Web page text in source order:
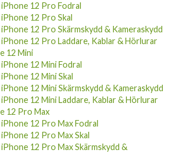
iPhone 12 Pro Fodral
iPhone 12 Pro Skal
iPhone 12 Pro Skärmskydd & Kameraskydd
iPhone 12 Pro Laddare, Kablar & Hörlurar
12 Mini
iPhone 12 Mini Fodral
iPhone 12 Mini Skal
iPhone 12 Mini Skärmskydd & Kameraskydd
iPhone 12 Mini Laddare, Kablar & Hörlurar
12 Pro Max
iPhone 12 Pro Max Fodral
iPhone 12 Pro Max Skal
iPhone 12 Pro Max Skärmskydd &